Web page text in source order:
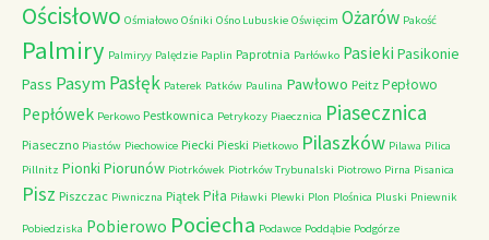
Ościsłowo Ośmiałowo Ośniki Ośno Lubuskie Oświęcim Ożarów Pakość
Palmiry Palmiryy Palędzie Paplin Paprotnia Parłówko Pasieki Pasikonie
Pass PasymPasłęk Paterek Patków Paulina Pawłowo Peitz Pepłowo
Pepłówek Perkowo Pestkownica Petrykozy Piaecznica Piasecznica
Piaseczno Piastów Piechowice Piecki Pieski Pietkowo Pilaszków Pilawa Pilica
Pillnitz Pionki Piorunów Piotrkówek Piotrków Trybunalski Piotrowo Pirna Pisanica
Pisz Piszczac Piwniczna Piątek Piła Piławki Plewki Plon Plośnica Pluski Pniewnik
Pobiedziska Pobierowo Pociecha Podawce Poddąbie Podgórze